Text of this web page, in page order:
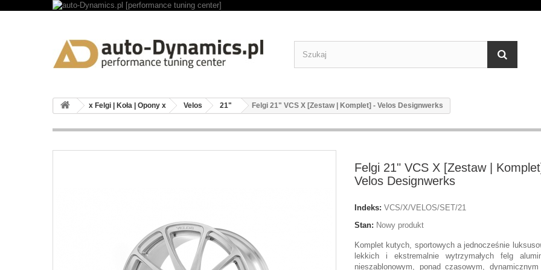
x Felgi | Koła | Opony x Velos 21" Felgi 21" VCS X [Zestaw | Komplet] - Velos Designwerks
Felgi 21" VCS X [Zestaw |
Velos Designwerks
Indeks: VCS/X/VELOS/SET/21
Stan: Nowy produkt
Komplet kutych, sportowych a jednocześnie
lekkich i ekstremalnie wytrzymałych felg
nieszablonowym, ponad czasowym,